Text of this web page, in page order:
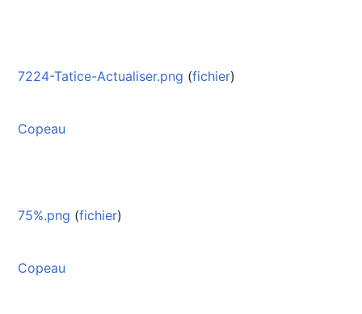
7224-Tatice-Actualiser.png (fichier)
Copeau
75%.png (fichier)
Copeau